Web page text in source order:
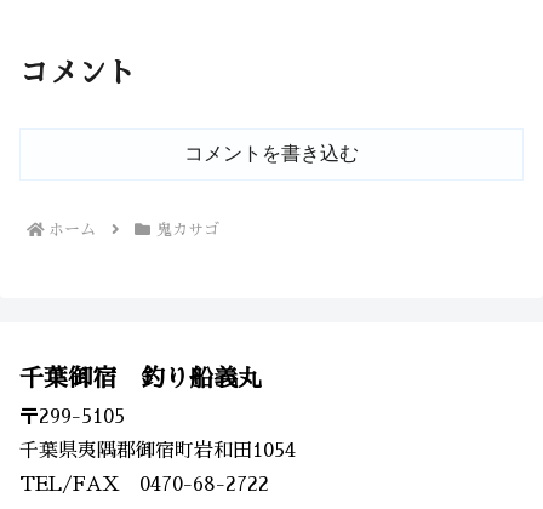
コメント
コメントを書き込む
ホーム 鬼カサゴ
千葉御宿 釣り船義丸
〒299-5105
千葉県夷隅郡御宿町岩和田1054
TEL/FAX 0470-68-2722